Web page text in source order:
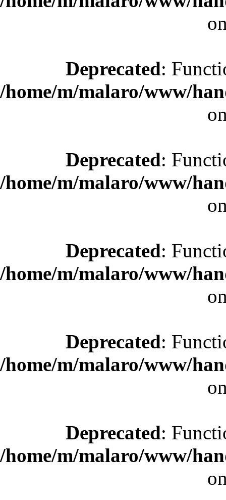
Deprecated:
/home/m/malaro/www/
Deprecated:
/home/m/malaro/www/
Deprecated:
/home/m/malaro/www/
Deprecated:
/home/m/malaro/www/
Deprecated:
/home/m/malaro/www/